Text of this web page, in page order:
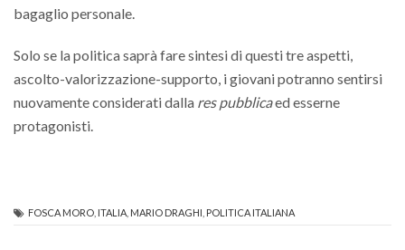
bagaglio personale.
Solo se la politica saprà fare sintesi di questi tre aspetti,
ascolto-valorizzazione-supporto, i giovani potranno sentirsi
nuovamente considerati dalla res pubblicaed esserne
protagonisti.
FOSCA MORO ITALIA MARIO DRAGHI POLITICA ITALIANA